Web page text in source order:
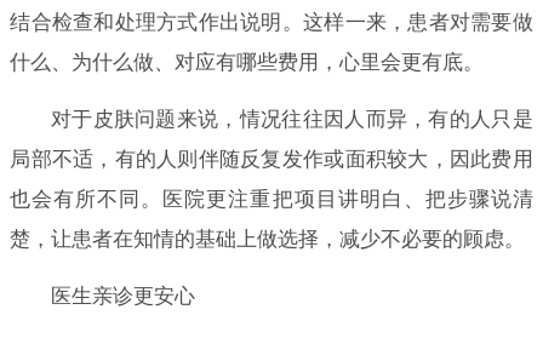
结合检查和处理方式作出说明。这样一来，患者对需要做
什么、为什么做、对应有哪些费用，心里会更有底。
对于皮肤问题来说，情况往往因人而异，有的人只是
局部不适，有的人则伴随反复发作或面积较大，因此费用
也会有所不同。医院更注重把项目讲明白、把步骤说清
楚，让患者在知情的基础上做选择，减少不必要的顾虑。
医生亲诊更安心